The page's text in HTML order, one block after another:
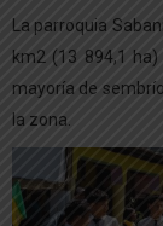
La parroquia
km2 (13 894,1
mayoría de
la zona.